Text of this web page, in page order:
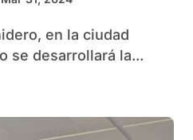
se desarrollará la...